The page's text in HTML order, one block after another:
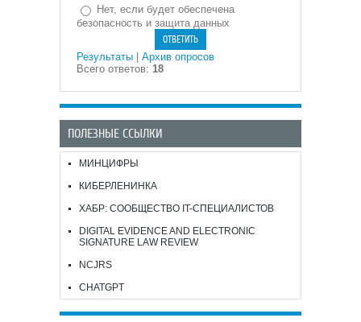
Нет, если будет обеспечена
безопасность и защита данных
Результаты
Архив опросов
Всего ответов: 18
ПОЛЕЗНЫЕ ССЫЛКИ
МИНЦИФРЫ
КИБЕРЛЕНИНКА
ХАБР: СООБЩЕСТВО IT-СПЕЦИАЛИСТОВ
DIGITAL EVIDENCE AND ELECTRONIC
SIGNATURE LAW REVIEW
NCJRS
CHATGPT